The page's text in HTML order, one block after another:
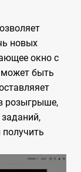
новых
окно с
может быть
розыгрыше,